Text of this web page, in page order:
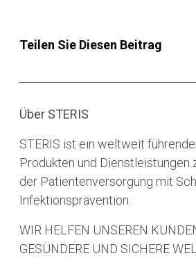
Teilen Sie Diesen Beitrag
Über STERIS
STERIS ist ein weltweit
Produkten und Dienstleistungen
der Patientenversorgung mit
Infektionsprävention.
WIR HELFEN UNSEREN
GESÜNDERE UND SICHERE